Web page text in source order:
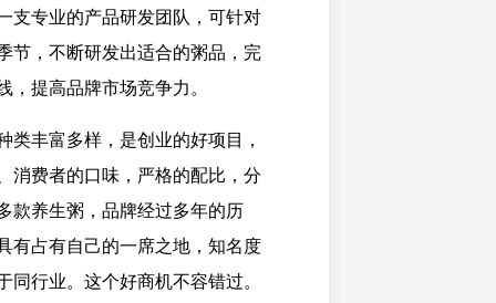
支专业的产品研发团队，可针对
节，不断研发出适合的粥品，完
，提高品牌市场竞争力。
类丰富多样，是创业的好项目，
消费者的口味，严格的配比，分
款养生粥，品牌经过多年的历
有占有自己的一席之地，知名度
同行业。这个好商机不容错过。